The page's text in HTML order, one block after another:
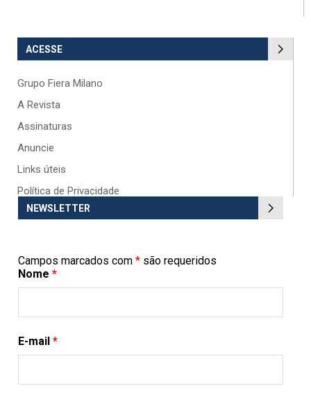
ACESSE
Grupo Fiera Milano
A Revista
Assinaturas
Anuncie
Links úteis
Política de Privacidade
NEWSLETTER
Campos marcados com * são requeridos
Nome *
E-mail *